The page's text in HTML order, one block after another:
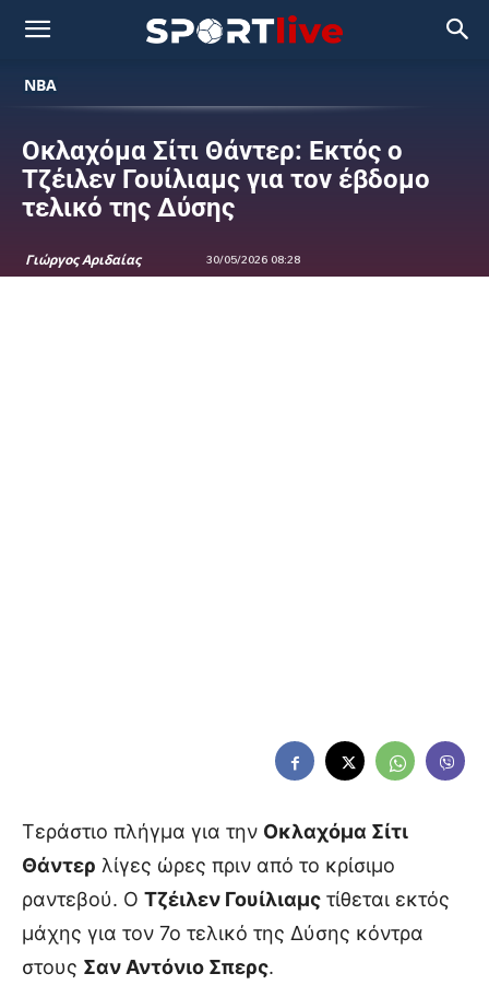
NBA
Οκλαχόμα Σίτι Θάντερ: Εκτός ο
Τζέιλεν Γουίλιαμς για τον έβδομο
τελικό της Δύσης
Γιώργος Αριδαίας 30/05/2026 08:28
Τεράστιο πλήγμα για την Οκλαχόμα Σίτι
Θάντερ λίγες ώρες πριν από το κρίσιμο
ραντεβού. Ο Τζέιλεν Γουίλιαμς τίθεται εκτός
μάχης για τον 7ο τελικό της Δύσης κόντρα
στους Σαν Αντόνιο Σπερς.